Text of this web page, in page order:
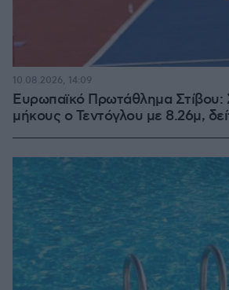
Ευρωπαϊκό Πρωτάθλημα Στίβου:
μήκους ο Τεντόγλου με 8.26μ,
10.08.2026, 14:09